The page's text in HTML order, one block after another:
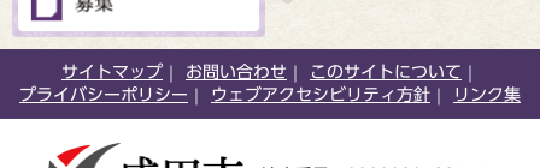
サイトマップ お問い合わせ
このサイトについて
プライバシーポリシー
ウェブアクセシビリティ方針 リンク集